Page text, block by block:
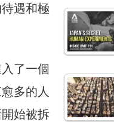
遇和極
了一個
多的人
始被拆